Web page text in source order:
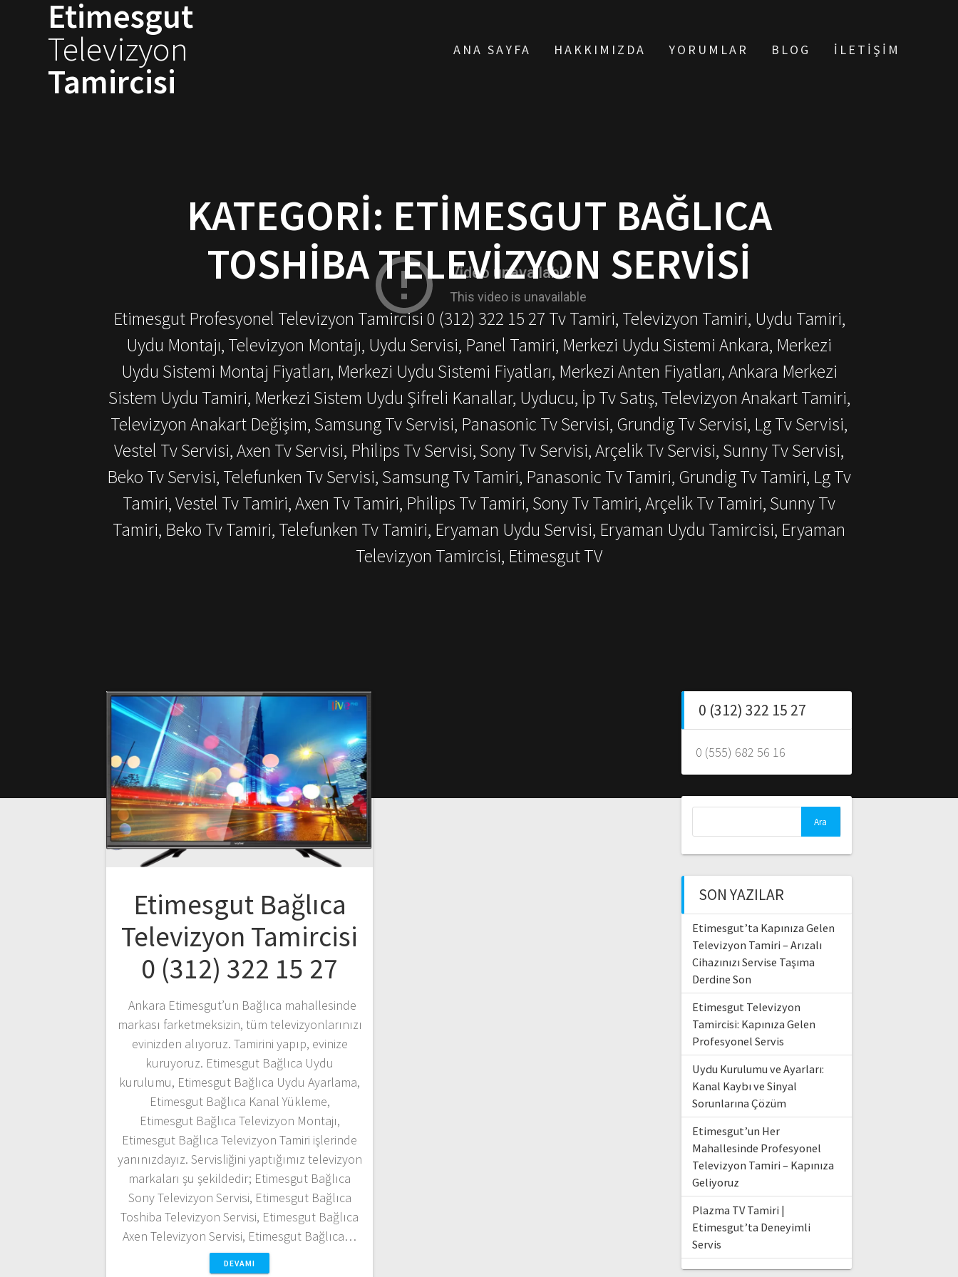
Etimesgut
Televizyon
Tamircisi
ANA SAYFA HAKKIMIZDA YORUMLAR BLOG İLETIŞIM
KATEGORI: ETIMESGUT BAĞLICA
TOSHIBA TELEVIZYON SERVISI
Etimesgut Profesyonel Televizyon Tamircisi 0 (312) 322 15 27 Tv Tamiri, Televizyon Tamiri, Uydu Tamiri,
Uydu Montajı, Televizyon Montajı, Uydu Servisi, Panel Tamiri, Merkezi Uydu Sistemi Ankara, Merkezi
Uydu Sistemi Montaj Fiyatları, Merkezi Uydu Sistemi Fiyatları, Merkezi Anten Fiyatları, Ankara Merkezi
Sistem Uydu Tamiri, Merkezi Sistem Uydu Şifreli Kanallar, Uyducu, İp Tv Satış, Televizyon Anakart Tamiri,
Televizyon Anakart Değişim, Samsung Tv Servisi, Panasonic Tv Servisi, Grundig Tv Servisi, Lg Tv Servisi,
Vestel Tv Servisi, Axen Tv Servisi, Philips Tv Servisi, Sony Tv Servisi, Arçelik Tv Servisi, Sunny Tv Servisi,
Beko Tv Servisi, Telefunken Tv Servisi, Samsung Tv Tamiri, Panasonic Tv Tamiri, Grundig Tv Tamiri, Lg Tv
Tamiri, Vestel Tv Tamiri, Axen Tv Tamiri, Philips Tv Tamiri, Sony Tv Tamiri, Arçelik Tv Tamiri, Sunny Tv
Tamiri, Beko Tv Tamiri, Telefunken Tv Tamiri, Eryaman Uydu Servisi, Eryaman Uydu Tamircisi, Eryaman
Televizyon Tamircisi, Etimesgut TV
Etimesgut Bağlıca
Televizyon Tamircisi
0 (312) 322 15 27
Ankara Etimesgut’un Bağlıca mahallesinde
markası farketmeksizin, tüm televizyonlarınızı
evinizden alıyoruz. Tamirini yapıp, evinize
kuruyoruz. Etimesgut Bağlıca Uydu
kurulumu, Etimesgut Bağlıca Uydu Ayarlama,
Etimesgut Bağlıca Kanal Yükleme,
Etimesgut Bağlıca Televizyon Montajı,
Etimesgut Bağlıca Televizyon Tamiri işlerinde
yanınızdayız. Servisliğini yaptığımız televizyon
markaları şu şekildedir; Etimesgut Bağlıca
Sony Televizyon Servisi, Etimesgut Bağlıca
Toshiba Televizyon Servisi, Etimesgut Bağlıca
Axen Televizyon Servisi, Etimesgut Bağlıca…
DEVAMI
0 (312) 322 15 27
0 (555) 682 56 16
SON YAZILAR
Etimesgut’ta Kapınıza Gelen
Televizyon Tamiri – Arızalı
Cihazınızı Servise Taşıma
Derdine Son
Etimesgut Televizyon
Tamircisi: Kapınıza Gelen
Profesyonel Servis
Uydu Kurulumu ve Ayarları:
Kanal Kaybı ve Sinyal
Sorunlarına Çözüm
Etimesgut’un Her
Mahallesinde Profesyonel
Televizyon Tamiri – Kapınıza
Geliyoruz
Plazma TV Tamiri |
Etimesgut’ta Deneyimli
Servis